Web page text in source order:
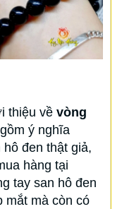
thiệu về vòng
ý nghĩa
đen thật giả,
hàng tại
tay san hô đen
mắt mà còn có